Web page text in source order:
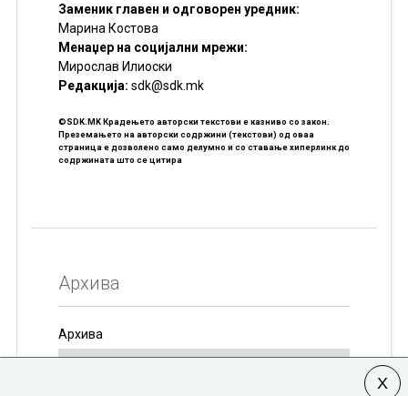
Заменик главен и одговорен уредник:
Марина Костова
Менаџер на социјални мрежи:
Мирослав Илиоски
Редакцијa: sdk@sdk.mk
©SDK.MK Крадењето авторски текстови е казниво со закон.
Преземањето на авторски содржини (текстови) од оваа
страница е дозволено само делумно и со ставање хиперлинк до
содржината што се цитира
Архива
Архива